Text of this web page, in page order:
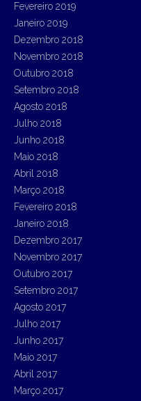
Fevereiro 2019
Janeiro 2019
Dezembro 2018
Novembro 2018
Outubro 2018
Setembro 2018
Agosto 2018
Julho 2018
Junho 2018
Maio 2018
Abril 2018
Março 2018
Fevereiro 2018
Janeiro 2018
Dezembro 2017
Novembro 2017
Outubro 2017
Setembro 2017
Agosto 2017
Julho 2017
Junho 2017
Maio 2017
Abril 2017
Março 2017